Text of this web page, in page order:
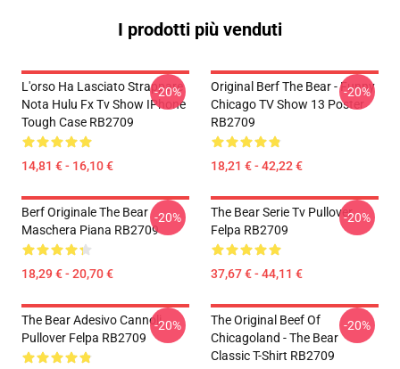
I prodotti più venduti
L'orso Ha Lasciato Strappare
Nota Hulu Fx Tv Show IPhone
Tough Case RB2709
14,81 € - 16,10 €
-20%
Original Berf The Bear - Funny
Chicago TV Show 13 Poster
RB2709
18,21 € - 42,22 €
-20%
Berf Originale The Bear
Maschera Piana RB2709
18,29 € - 20,70 €
-20%
The Bear Serie Tv Pullover
Felpa RB2709
37,67 € - 44,11 €
-20%
The Bear Adesivo Cannoli
Pullover Felpa RB2709
-20%
The Original Beef Of
Chicagoland - The Bear
Classic T-Shirt RB2709
-20%